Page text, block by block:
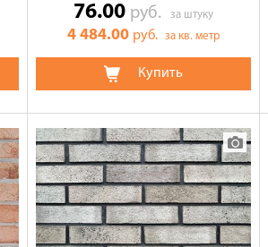
76.00 руб.за штуку
4 484.00 руб.за кв. метр
Купить